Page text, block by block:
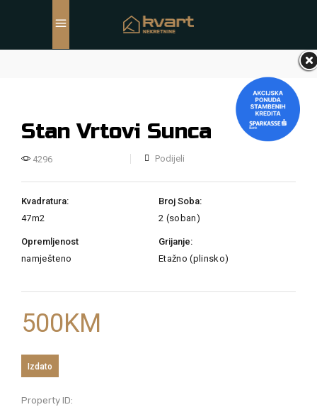
Stan Vrtovi Sunca
4296 Podijeli
Kvadratura:
47m2
Broj Soba:
2 (soban)
Opremljenost
namješteno
Grijanje:
Etažno (plinsko)
500KM
Izdato
Property ID: